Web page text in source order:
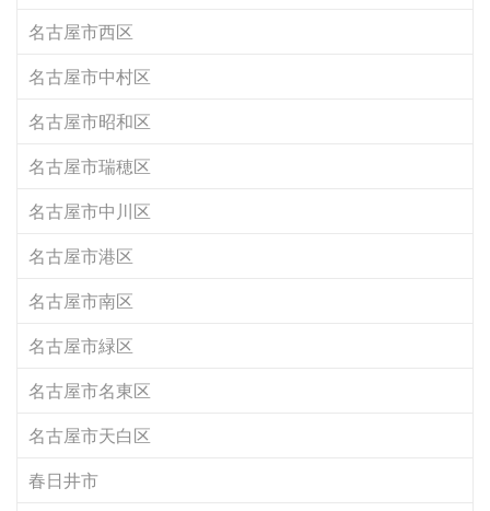
名古屋市西区
名古屋市中村区
名古屋市昭和区
名古屋市瑞穂区
名古屋市中川区
名古屋市港区
名古屋市南区
名古屋市緑区
名古屋市名東区
名古屋市天白区
春日井市